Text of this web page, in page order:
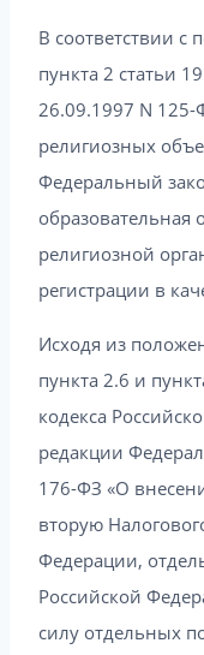
В соответствии с
пункта 2 статьи
26.09.1997 N 125-
религиозных
Федеральный
образовательная
религиозной
регистрации в
Исходя из
пункта 2.6 и
кодекса
редакции
176-ФЗ «О
вторую
Федерации,
Российской
силу отдельных